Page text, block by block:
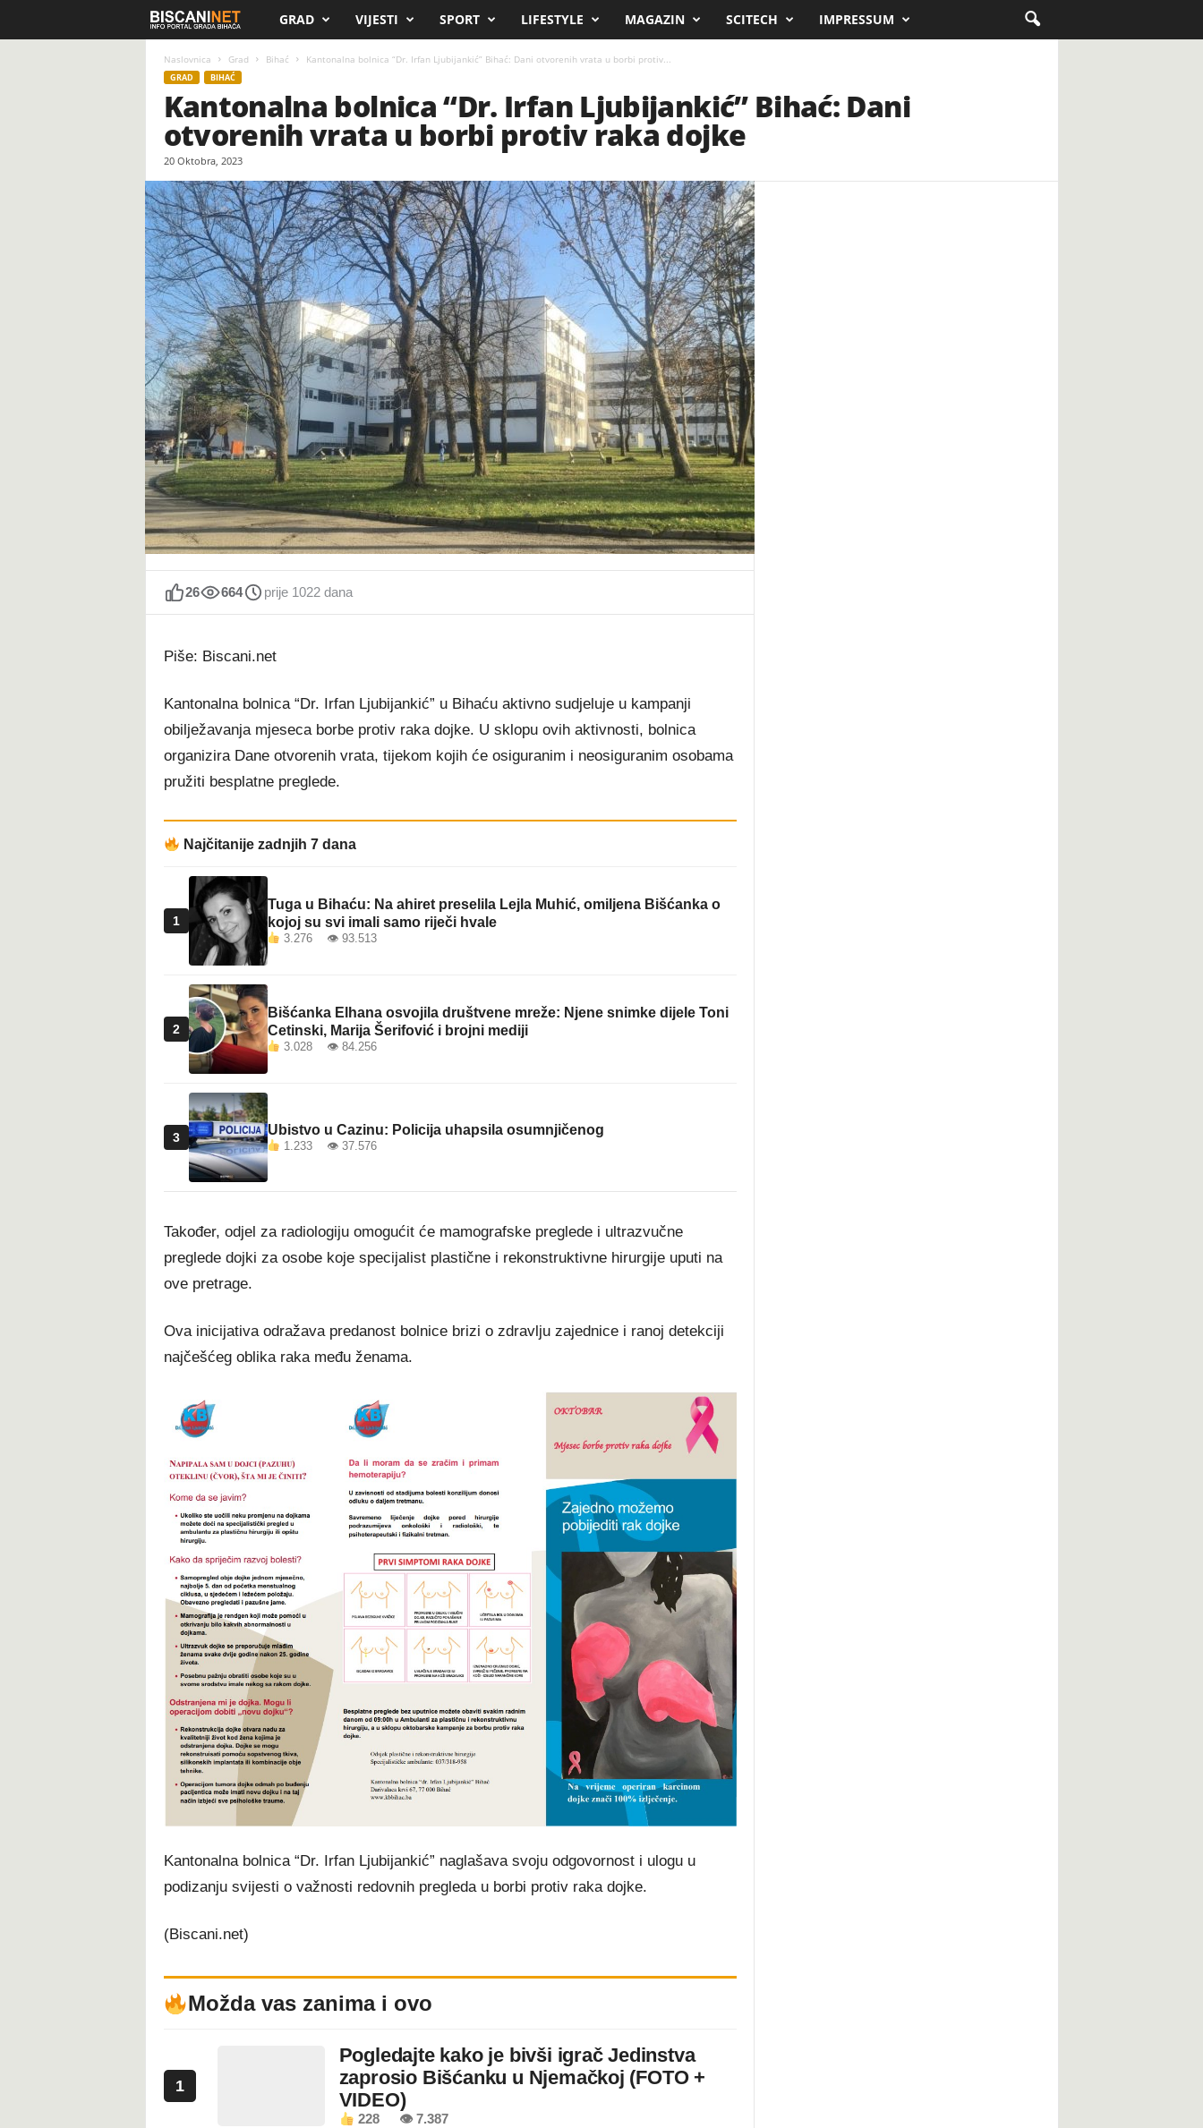
i
c
n
i
.
n
e
t
GRAD VIJESTI SPORT LIFESTYLE MAGAZIN SCITECH IMPRESSUM
Naslovnica Grad Bihać Kantonalna bolnica “Dr. Irfan Ljubijankić” Bihać: Dani otvorenih vrata u borbi protiv...
GRAD BIHAĆ
Kantonalna bolnica “Dr. Irfan Ljubijankić” Bihać: Dani
otvorenih vrata u borbi protiv raka dojke
20 Oktobra, 2023
26 664 prije 1022 dana
Piše: Biscani.net
Kantonalna bolnica “Dr. Irfan Ljubijankić” u Bihaću aktivno sudjeluje u kampanji
obilježavanja mjeseca borbe protiv raka dojke. U sklopu ovih aktivnosti, bolnica
organizira Dane otvorenih vrata, tijekom kojih će osiguranim i neosiguranim osobama
pružiti besplatne preglede.
Najčitanije zadnjih 7 dana
1
Tuga u Bihaću: Na ahiret preselila Lejla Muhić, omiljena Bišćanka o
kojoj su svi imali samo riječi hvale
3.276 👁 93.513
2
Bišćanka Elhana osvojila društvene mreže: Njene snimke dijele Toni
Cetinski, Marija Šerifović i brojni mediji
3.028 👁 84.256
3 Ubistvo u Cazinu: Policija uhapsila osumnjičenog
1.233 👁 37.576
Također, odjel za radiologiju omogućit će mamografske preglede i ultrazvučne
preglede dojki za osobe koje specijalist plastične i rekonstruktivne hirurgije uputi na
ove pretrage.
Ova inicijativa odražava predanost bolnice brizi o zdravlju zajednice i ranoj detekciji
najčešćeg oblika raka među ženama.
Kantonalna bolnica “Dr. Irfan Ljubijankić” naglašava svoju odgovornost i ulogu u
podizanju svijesti o važnosti redovnih pregleda u borbi protiv raka dojke.
(Biscani.net)
Možda vas zanima i ovo
1
Pogledajte kako je bivši igrač Jedinstva
zaprosio Bišćanku u Njemačkoj (FOTO +
VIDEO)
228 👁 7.387